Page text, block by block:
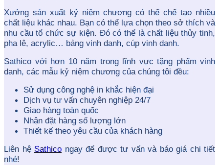
Xưởng sản xuất kỷ niệm chương có thể chế tạo nhiều
chất liệu khác nhau. Bạn có thể lựa chọn theo sở thích và
nhu cầu tổ chức sự kiện. Đó có thể là chất liệu thủy tinh,
pha lê, acrylic… bảng vinh danh, cúp vinh danh.
Sathico với hơn 10 năm trong lĩnh vực tặng phẩm vinh
danh, các mẫu kỷ niệm chương của chúng tôi đều:
Sử dụng công nghệ in khắc hiện đại
Dịch vụ tư vấn chuyên nghiệp 24/7
Giao hàng toàn quốc
Nhận đặt hàng số lượng lớn
Thiết kế theo yêu cầu của khách hàng
Liên hệ Sathico ngay để được tư vấn và báo giá chi tiết
nhé!